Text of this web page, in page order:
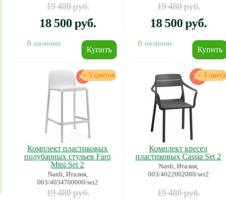
19 480 руб.
18 500 руб.
В наличии
19 480 руб.
18 500 руб.
В наличии
+ 5 цветов
Комплект пластиковых
полубарных стульев Faro
Mini Set 2
Nardi, Италия,
003/4034700000/set2
19 480 руб.
+ 3 цвета
Комплект кресел
пластиковых Cassia Set 2
Nardi, Италия,
003/4022002000/set2
19 480 руб.